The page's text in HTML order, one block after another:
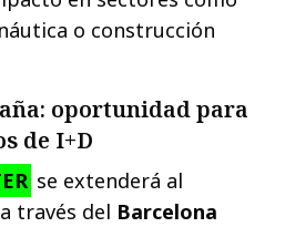
o construcción
oportunidad para
de I+D
se extenderá al
través del Barcelona